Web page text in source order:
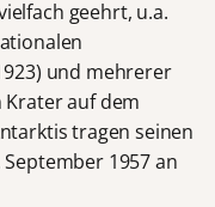
geehrt, u.a.
und mehrerer
Krater auf dem
tragen seinen
1957 an